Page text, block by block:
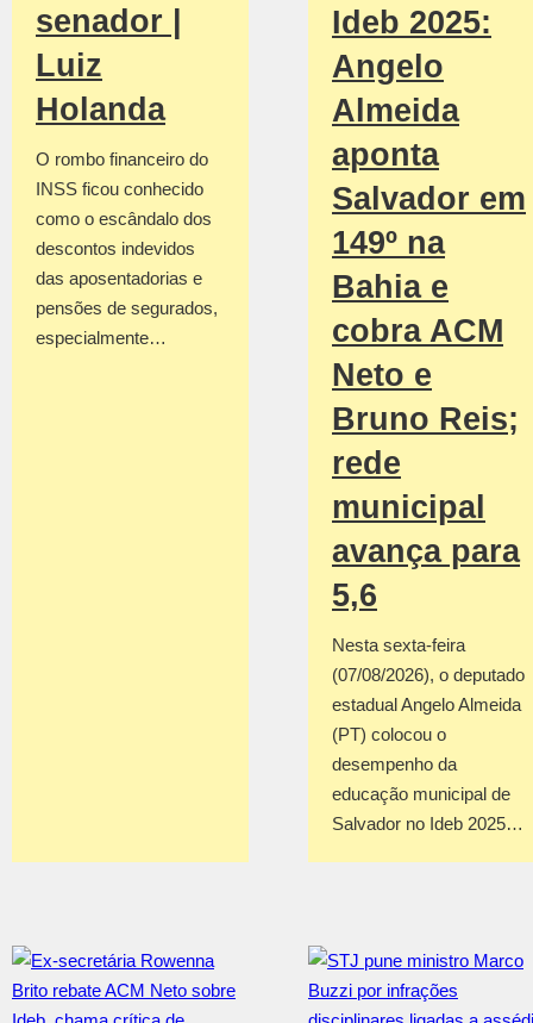
senador |
Luiz
Holanda
O rombo financeiro do
INSS ficou conhecido
como o escândalo dos
descontos indevidos
das aposentadorias e
pensões de segurados,
especialmente…
Ideb 2025:
Angelo
Almeida
aponta
Salvador em
149º na
Bahia e
cobra ACM
Neto e
Bruno Reis;
rede
municipal
avança para
5,6
Nesta sexta-feira
(07/08/2026), o deputado
estadual Angelo Almeida
(PT) colocou o
desempenho da
educação municipal de
Salvador no Ideb 2025…